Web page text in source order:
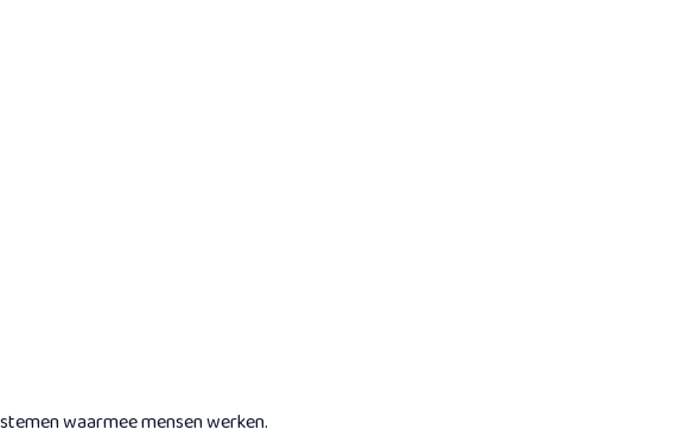
waarmee mensen werken.